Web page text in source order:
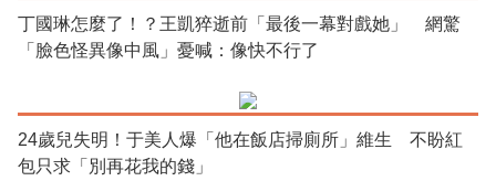
丁國琳怎麼了！？王凱猝逝前「最後一幕對戲她」 網驚
「臉色怪異像中風」憂喊：像快不行了
24歲兒失明！于美人爆「他在飯店掃廁所」維生 不盼紅
包只求「別再花我的錢」